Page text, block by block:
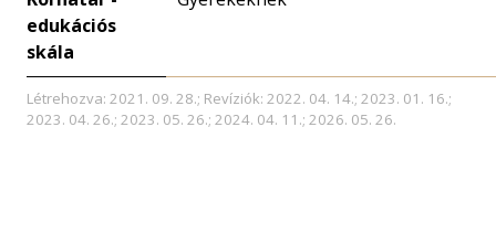
edukációs
skála
Létrehozva: 2021. 09. 28.; Revíziók: 2022. 04. 14.; 2023. 01. 16.;
2023. 04. 26.; 2023. 05. 26.; 2024. 04. 11.; 2026. 05. 26.